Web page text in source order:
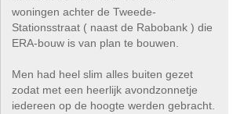
woningen achter de Tweede-
Stationsstraat ( naast de Rabobank ) die
ERA-bouw is van plan te bouwen.
Men had heel slim alles buiten gezet
zodat met een heerlijk avondzonnetje
iedereen op de hoogte werden gebracht.